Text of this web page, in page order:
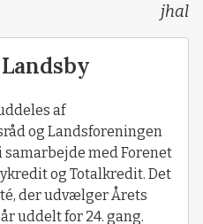
jhal
af
og Landsforeningen
med Forenet
og Totalkredit. Det
der udvælger Årets
uddelt for 24. gang.